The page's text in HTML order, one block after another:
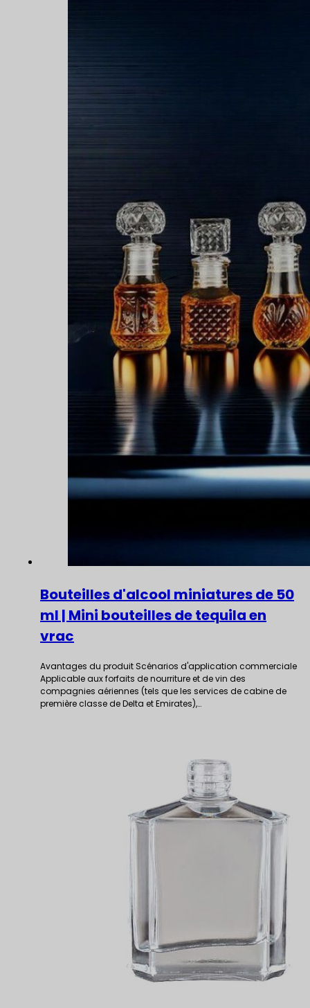
Bouteilles d'alcool miniatures de 50
ml | Mini bouteilles de tequila en
vrac
Avantages du produit Scénarios d'application commerciale
Applicable aux forfaits de nourriture et de vin des
compagnies aériennes (tels que les services de cabine de
première classe de Delta et Emirates),…